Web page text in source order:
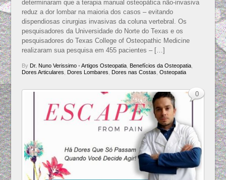
determinaram que a terapia manual osteopática não-invasiva
reduz a dor lombar na maioria dos casos – evitando
dispendiosas cirurgias invasivas da coluna vertebral. Os
pesquisadores da Universidade do Norte do Texas e os
pesquisadores do Texas College of Osteopathic Medicine
realizaram sua pesquisa em 455 pacientes – […]
By Dr. Nuno Verissimo• Artigos Osteopatia, Benefícios da Osteopatia,
Dores Articulares
Dores Lombares Dores nas Costas Osteopatia
0